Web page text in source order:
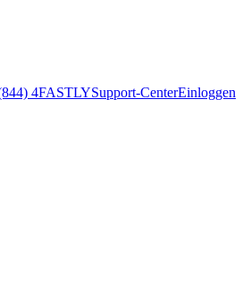
4FASTLYSupport-CenterEinloggen